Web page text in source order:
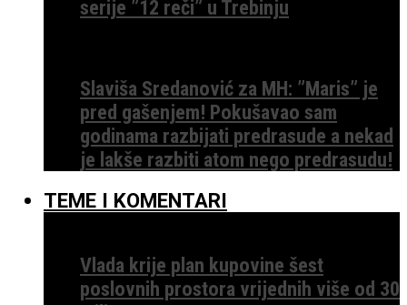
serije ”12 reči” u Trebinju
Slaviša Sredanović za MH: ”Maris” je
pred gašenjem! Pokušavao sam
godinama razbijati predrasude a nekad
je lakše razbiti atom nego predrasudu!
TEME I KOMENTARI
Vlada krije plan kupovine šest
poslovnih prostora vrijednih više od 30